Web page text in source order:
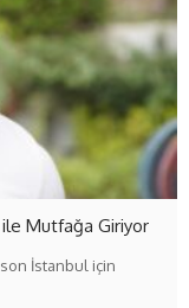
ile Mutfağa Giriyor
İstanbul için